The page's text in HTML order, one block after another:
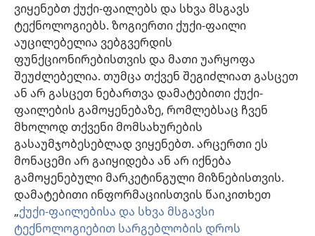
ვიყენებთ ქუქი-ფაილებს და სხვა მსგავს
ტექნოლოგიებს. ზოგიერთი ქუქი-ფაილი
აუცილებელია ვებგვერდის
ფუნქციონირებისთვის და მათი უარყოფა
შეუძლებელია. თუმცა თქვენ შეგიძლიათ გასცეთ
ან არ გასცეთ ნებართვა დამატებითი ქუქი-
ფაილების გამოყენებაზე, რომლებსაც ჩვენ
მხოლოდ თქვენი მომსახურების
გასაუმჯობესებლად ვიყენებთ. არცერთი ეს
მონაცემი არ გაიყიდება ან არ იქნება
გამოყენებული მარკეტინგული მიზნებისთვის.
დამატებითი ინფორმაციისთვის წაიკითხეთ
„ქუქი-ფაილებისა და სხვა მსგავსი
ტექნოლოგიებით სარგებლობის დროს
დახმარება
შესაწირავები
(გაიხსნება
ახალი
ფანჯარა)საგუშაგო კოშკის ონლაინ ბიბლიოთეკა™
(გაიხსნება
ახალი
ფანჯარა)JW Hub
(გაიხსნება
ახალი
ფანჯარა)JW ბიბლიოთეკა
„საგუშაგო კოშკის ბიბლიოთეკა“